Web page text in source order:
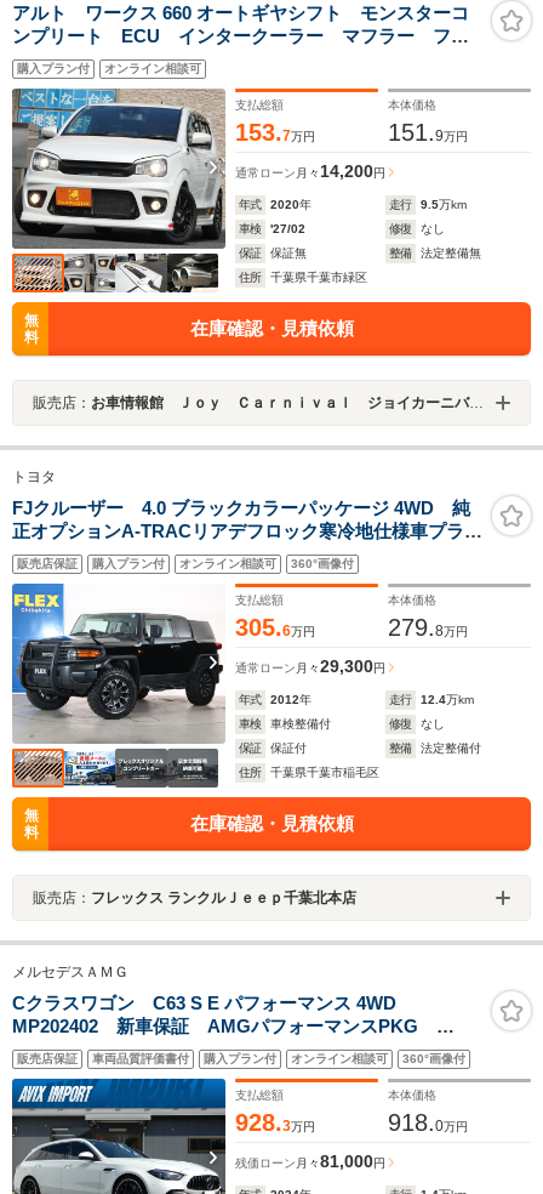
アルト ワークス 660 オートギヤシフト モンスターコ
ンプリート ECU インタークーラー マフラー フル
エアロ ダウンサス インテーク スリットローター
ローポジレール ナビ TV BT ETC バックカメラ
社外LEDテール 追加メーター
購入プラン付 オンライン相談可
支払総額
153.7万円
本体価格
151.9万円
通常ローン 月々 14,200円
年式 2020年 走行 9.5万km
車検
'27/02 修復
なし
保証
保証無 整備
法定整備無
住所
千葉県千葉市緑区
無
料
在庫確認・見積依頼
販売店： お車情報館 Ｊｏｙ Ｃａｒｎｉｖａｌ ジョイカーニバル 千葉店
トヨタ
FJクルーザー 4.0 ブラックカラーパッケージ 4WD 純
正オプションA-TRACリアデフロック寒冷地仕様車プライ
バシーガラスリアワイパー社外カスタム装備類トレイル
仕様FLEX2インチリフトアップコイルクリムソンMG
MONSTERホイールジオランダーMTタイヤ275/70/R17
販売店保証 購入プラン付 オンライン相談可 360°画像付
支払総額
305.6万円
本体価格
279.8万円
通常ローン 月々29,300円
年式 2012年 走行 12.4万km
車検
車検整備付 修復
なし
保証
保証付 整備
法定整備付
住所
千葉県千葉市稲毛区
無
料
在庫確認・見積依頼
販売店： フレックス ランクルＪｅｅｐ千葉北本店
メルセデスＡＭＧ
Cクラスワゴン C63 S E パフォーマンス 4WD
MP202402 新車保証 AMGパフォーマンスPKG
PSR Burmester3D AMG20AW リアアクスルステア
リング ダイナミックエンジンマウント HUD ベンチ
レーター マルチコントロールシート 禁煙
販売店保証 車両品質評価書付 購入プラン付 オンライン相談可 360°画像付
支払総額
928.3万円
本体価格
918.0万円
残価ローン 月々81,000円